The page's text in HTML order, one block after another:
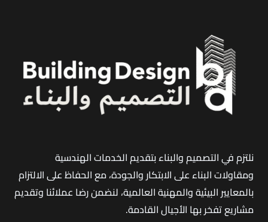
على
اختيار
الحل
الأنسب
في
نلتزم في التصميم والبناء بتقديم الخدمات الهندسية
ومقاولات البناء على الابتكار والجودة، مع الحفاظ على الالتزام
بالمعايير البيئية والمهنية العالمية، لنضمن رضا عملائنا وتقديم
مشاريع تفخر بها الأجيال القادمة.